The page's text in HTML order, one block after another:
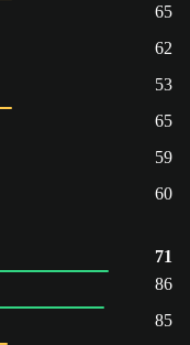
65
62
53
65
59
60
71
86
85